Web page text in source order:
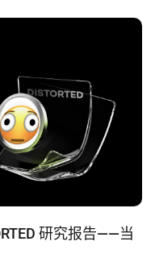
研究报告——当